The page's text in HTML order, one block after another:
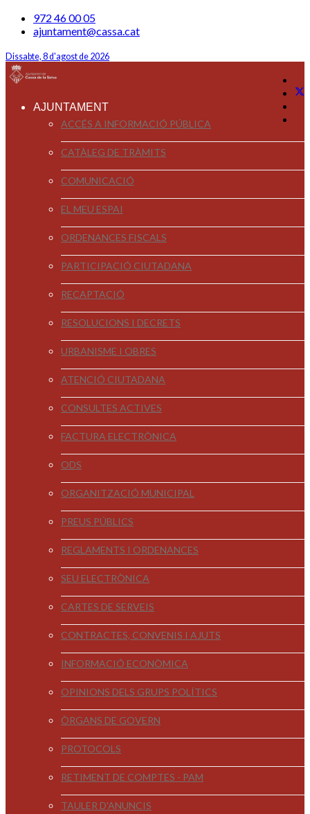
972 46 00 05
ajuntament@cassa.cat
Dissabte, 8 d'agost de 2026
AJUNTAMENT
ACCÉS A INFORMACIÓ PÚBLICA
CATÀLEG DE TRÀMITS
COMUNICACIÓ
EL MEU ESPAI
ORDENANCES FISCALS
PARTICIPACIÓ CIUTADANA
RECAPTACIÓ
RESOLUCIONS I DECRETS
URBANISME I OBRES
ATENCIÓ CIUTADANA
CONSULTES ACTIVES
FACTURA ELECTRÒNICA
ODS
ORGANITZACIÓ MUNICIPAL
PREUS PÚBLICS
REGLAMENTS I ORDENANCES
SEU ELECTRÒNICA
CARTES DE SERVEIS
CONTRACTES, CONVENIS I AJUTS
INFORMACIÓ ECONÒMICA
OPINIONS DELS GRUPS POLÍTICS
ÒRGANS DE GOVERN
PROTOCOLS
RETIMENT DE COMPTES - PAM
TAULER D'ANUNCIS